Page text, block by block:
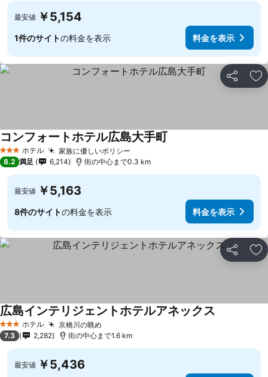
最安値 ￥5,154
1件のサイトの料金を表示 料金を表示
シェア お
3 ホテルのランク
ホテル 家族に優しいポリシー
コンフォートホテル広島大手町
8.2 満足 6,214 街の中心まで0.3 km
最安値 ￥5,163
8件のサイトの料金を表示 料金を表示
シェア お
3 ホテルのランク
ホテル 京橋川の眺め
広島インテリジェントホテルアネックス
7.3 2,282 街の中心まで1.6 km
最安値 ￥5,436